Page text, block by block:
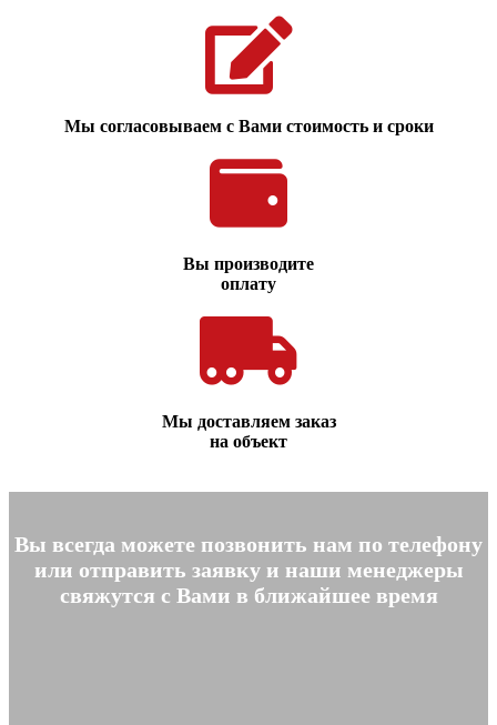
Мы согласовываем с Вами стоимость и сроки
Вы производите
оплату
Мы доставляем заказ
на объект
Вы всегда можете позвонить нам по телефону
или отправить заявку и наши менеджеры
свяжутся с Вами в ближайшее время